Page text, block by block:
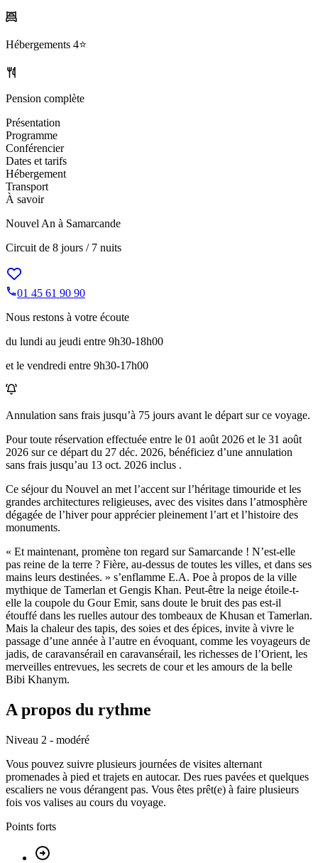
Hébergements 4⭐️
Pension complète
Présentation
Programme
Conférencier
Dates et tarifs
Hébergement
Transport
À savoir
Nouvel An à Samarcande
Circuit de 8 jours / 7 nuits
01 45 61 90 90
Nous restons à votre écoute
du lundi au jeudi entre 9h30-18h00
et le vendredi entre 9h30-17h00
Annulation sans frais jusqu’à 75 jours avant le départ sur ce voyage.
Pour toute réservation effectuée entre le 01 août 2026 et le 31 août
2026 sur ce départ du 27 déc. 2026, bénéficiez d’une annulation
sans frais jusqu’au 13 oct. 2026 inclus .
Ce séjour du Nouvel an met l’accent sur l’héritage timouride et les
grandes architectures religieuses, avec des visites dans l’atmosphère
dégagée de l’hiver pour apprécier pleinement l’art et l’histoire des
monuments.
« Et maintenant, promène ton regard sur Samarcande ! N’est-elle
pas reine de la terre ? Fière, au-dessus de toutes les villes, et dans ses
mains leurs destinées. » s’enflamme E.A. Poe à propos de la ville
mythique de Tamerlan et Gengis Khan. Peut-être la neige étoile-t-
elle la coupole du Gour Emir, sans doute le bruit des pas est-il
étouffé dans les ruelles autour des tombeaux de Khusan et Tamerlan.
Mais la chaleur des tapis, des soies et des épices, invite à vivre le
passage d’une année à l’autre en évoquant, comme les voyageurs de
jadis, de caravansérail en caravansérail, les richesses de l’Orient, les
merveilles entrevues, les secrets de cour et les amours de la belle
Bibi Khanym.
A propos du rythme
Niveau 2 - modéré
Vous pouvez suivre plusieurs journées de visites alternant
promenades à pied et trajets en autocar. Des rues pavées et quelques
escaliers ne vous dérangent pas. Vous êtes prêt(e) à faire plusieurs
fois vos valises au cours du voyage.
Points forts